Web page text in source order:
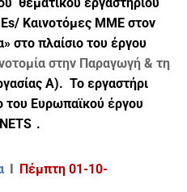
Καινοτόμες ΜΜΕ στον
στο πλαίσιο του έργου
στην Παραγωγή & τη
Α). Το εργαστήρι
του Ευρωπαϊκού έργου
.
Ι Πέμπτη 01-10-